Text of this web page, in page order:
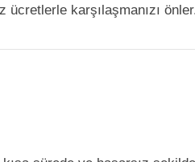
karşılaşmanızı